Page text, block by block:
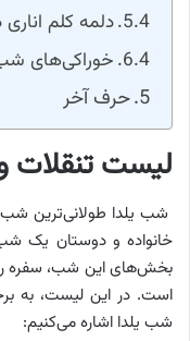
دلمه کلم
خوراکی‌های
حرف آخر
لیست تنقلات
شب یلدا طولانی‌ترین
خانواده و دوستان یک شب
بخش‌های این شب، سفره
است. در این لیست، به
شب یلدا اشاره می‌کنیم: